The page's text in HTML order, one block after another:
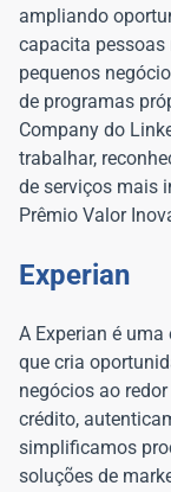
ampliando
capacita pessoas
pequenos
de programas
Company do
trabalhar,
de serviços mais
Prêmio Valor
Experian
A Experian é
que cria
negócios ao
crédito,
simplificamos
soluções de